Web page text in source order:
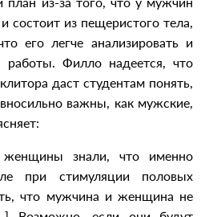
состоит из пещеристого тела,
его легче анализировать и
работы. Филло надеется, что
даст студентам понять,
важны, как мужские,
знали, что именно
при стимуляции половых
что мужчина и женщина не